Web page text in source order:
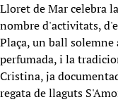
Lloret de Mar celebra
nombre d'activitats,
Plaça, un ball
perfumada, i la
Cristina, ja
regata de llaguts